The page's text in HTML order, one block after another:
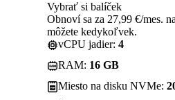
Vybrať si balíček
Obnoví sa za 27,99 €/mes.
môžete kedykoľvek.
vCPU jadier: 4
RAM: 16 GB
Miesto na disku NVMe: